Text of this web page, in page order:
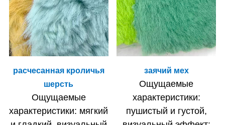
расчесанная кроличья
шерсть
Ощущаемые
характеристики: мягкий
заячий мех
Ощущаемые
характеристики:
пушистый и густой,